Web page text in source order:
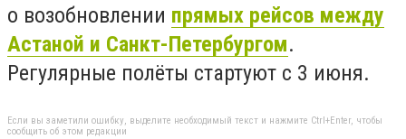
о возобновлении прямых рейсов между
Астаной и Санкт-Петербургом.
Регулярные полёты стартуют с 3 июня.
Если вы заметили ошибку, выделите необходимый текст и нажмите Ctrl+Enter, чтобы
сообщить об этом редакции